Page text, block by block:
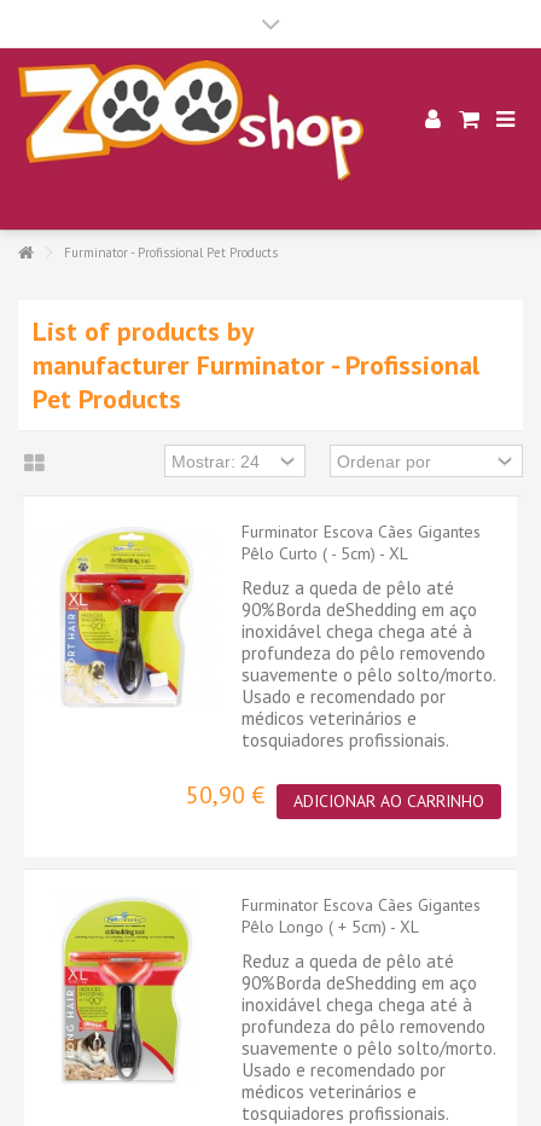
Furminator - Profissional Pet Products
List of products by
manufacturer Furminator - Profissional
Pet Products
Furminator Escova Cães Gigantes
Pêlo Curto ( - 5cm) - XL
Reduz a queda de pêlo até
90%Borda deShedding em aço
inoxidável chega chega até à
profundeza do pêlo removendo
suavemente o pêlo solto/morto.
Usado e recomendado por
médicos veterinários e
tosquiadores profissionais.
50,90 € ADICIONAR AO CARRINHO
Furminator Escova Cães Gigantes
Pêlo Longo ( + 5cm) - XL
Reduz a queda de pêlo até
90%Borda deShedding em aço
inoxidável chega chega até à
profundeza do pêlo removendo
suavemente o pêlo solto/morto.
Usado e recomendado por
médicos veterinários e
tosquiadores profissionais.